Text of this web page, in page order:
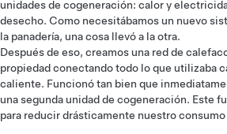
unidades de cogeneración: calor y
desecho. Como necesitábamos un nuevo
la panadería, una cosa llevó a la otra.
Después de eso, creamos una red de
propiedad conectando todo lo que utilizaba
caliente. Funcionó tan bien que
una segunda unidad de cogeneración. Este
para reducir drásticamente nuestro